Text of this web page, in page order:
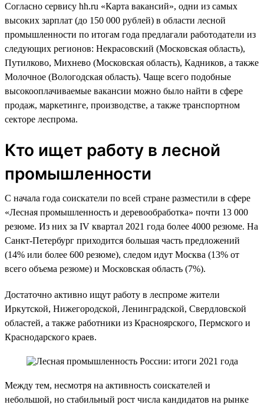
Согласно сервису hh.ru «Карта вакансий», одни из самых
высоких зарплат (до 150 000 рублей) в области лесной
промышленности по итогам года предлагали работодатели из
следующих регионов: Некрасовский (Московская область),
Путилково, Михнево (Московская область), Кадников, а также
Молочное (Вологодская область). Чаще всего подобные
высокооплачиваемые вакансии можно было найти в сфере
продаж, маркетинге, производстве, а также транспортном
секторе леспрома.
Кто ищет работу в лесной
промышленности
С начала года соискатели по всей стране разместили в сфере
«Лесная промышленность и деревообработка» почти 13 000
резюме. Из них за IV квартал 2021 года более 4000 резюме. На
Санкт-Петербург приходится большая часть предложений
(14% или более 600 резюме), следом идут Москва (13% от
всего объема резюме) и Московская область (7%).
Достаточно активно ищут работу в леспроме жители
Иркутской, Нижегородской, Ленинградской, Свердловской
областей, а также работники из Красноярского, Пермского и
Краснодарского краев.
Между тем, несмотря на активность соискателей и
небольшой, но стабильный рост числа кандидатов на рынке